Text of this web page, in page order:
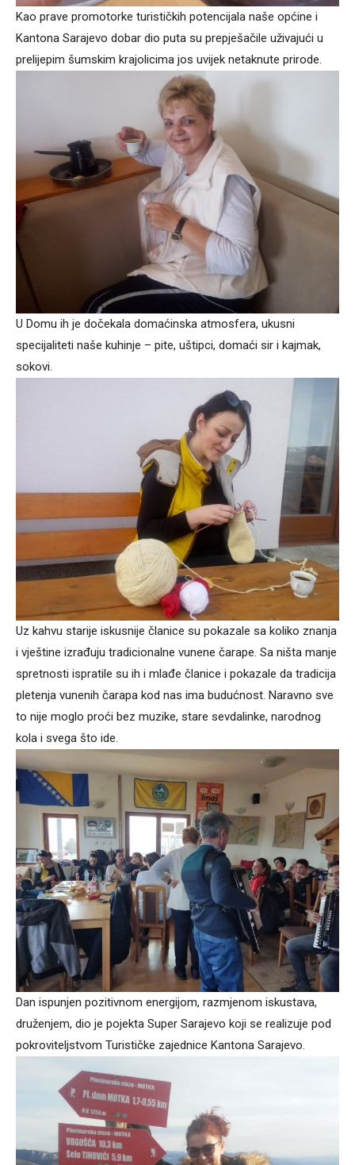
Kao prave promotorke turističkih potencijala naše općine i
Kantona Sarajevo dobar dio puta su prepješačile uživajući u
prelijepim šumskim krajolicima jos uvijek netaknute prirode.
U Domu ih je dočekala domaćinska atmosfera, ukusni
specijaliteti naše kuhinje – pite, uštipci, domaći sir i kajmak,
sokovi.
Uz kahvu starije iskusnije članice su pokazale sa koliko znanja
i vještine izrađuju tradicionalne vunene čarape. Sa ništa manje
spretnosti ispratile su ih i mlađe članice i pokazale da tradicija
pletenja vunenih čarapa kod nas ima budućnost. Naravno sve
to nije moglo proći bez muzike, stare sevdalinke, narodnog
kola i svega što ide.
Dan ispunjen pozitivnom energijom, razmjenom iskustava,
druženjem, dio je pojekta Super Sarajevo koji se realizuje pod
pokroviteljstvom Turističke zajednice Kantona Sarajevo.